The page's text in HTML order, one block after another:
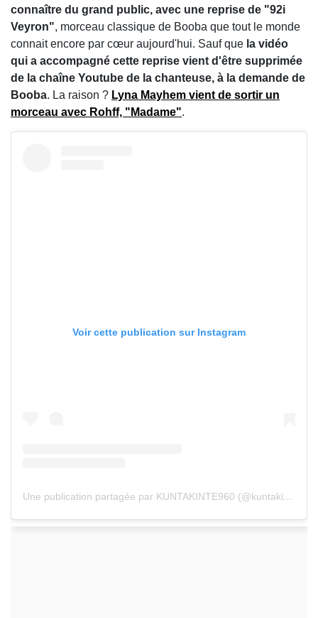
connaître du grand public, avec une reprise de "92i
Veyron", morceau classique de Booba que tout le monde
connait encore par cœur aujourd'hui. Sauf que la vidéo
qui a accompagné cette reprise vient d'être supprimée
de la chaîne Youtube de la chanteuse, à la demande de
Booba. La raison ? Lyna Mayhem vient de sortir un
morceau avec Rohff, "Madame".
Voir cette publication sur Instagram
Une publication partagée par KUNTAKINTE960 (@kuntakinte960)